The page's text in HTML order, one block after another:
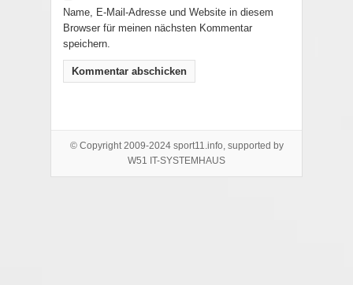
Name, E-Mail-Adresse und Website in diesem
Browser für meinen nächsten Kommentar
speichern.
© Copyright 2009-2024 sport11.info, supported by
W51 IT-SYSTEMHAUS